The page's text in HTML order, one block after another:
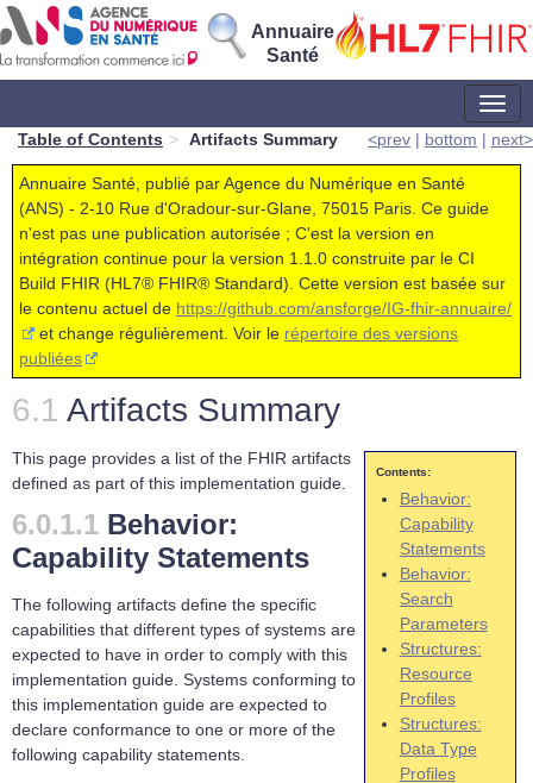
Annuaire
Santé
1.1.0 - ci-build France (la)
Table of Contents Artifacts Summary <prev | bottom | next>
Annuaire Santé, publié par Agence du Numérique en Santé
(ANS) - 2-10 Rue d'Oradour-sur-Glane, 75015 Paris. Ce guide
n'est pas une publication autorisée ; C'est la version en
intégration continue pour la version 1.1.0 construite par le CI
Build FHIR (HL7® FHIR® Standard). Cette version est basée sur
le contenu actuel de https://github.com/ansforge/IG-fhir-annuaire/
et change régulièrement. Voir le répertoire des versions
publiées
Artifacts Summary
Contents:
Behavior:
Capability
Statements
Behavior:
Search
Parameters
Structures:
Resource
Profiles
Structures:
Data Type
Profiles
This page provides a list of the FHIR artifacts
defined as part of this implementation guide.
Behavior:
Capability Statements
The following artifacts define the specific
capabilities that different types of systems are
expected to have in order to comply with this
implementation guide. Systems conforming to
this implementation guide are expected to
declare conformance to one or more of the
following capability statements.